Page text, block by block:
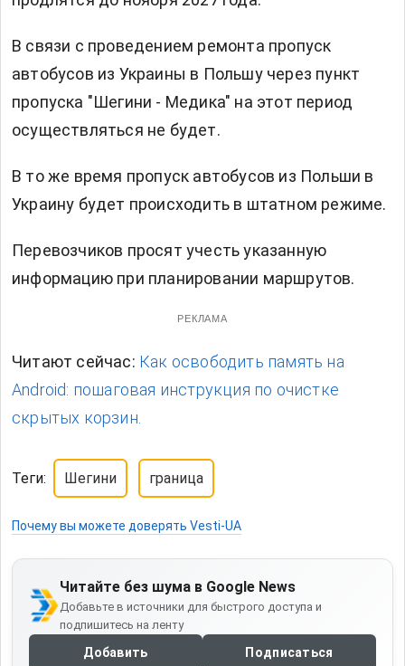
В связи с проведением ремонта пропуск
автобусов из Украины в Польшу через пункт
пропуска "Шегини - Медика" на этот период
осуществляться не будет.
В то же время пропуск автобусов из Польши в
Украину будет происходить в штатном режиме.
Перевозчиков просят учесть указанную
информацию при планировании маршрутов.
РЕКЛАМА
Читают сейчас: Как освободить память на
Android: пошаговая инструкция по очистке
скрытых корзин.
Теги: Шегини граница
Почему вы можете доверять Vesti-UA
Читайте без шума в Google News
Добавьте в источники для быстрого доступа и
подпишитесь на ленту
Добавить Подписаться